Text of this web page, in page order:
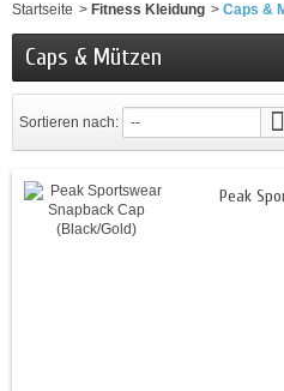
Startseite > Fitness Kleidung > Caps &
Caps & Mützen
Sortieren nach: --
Peak